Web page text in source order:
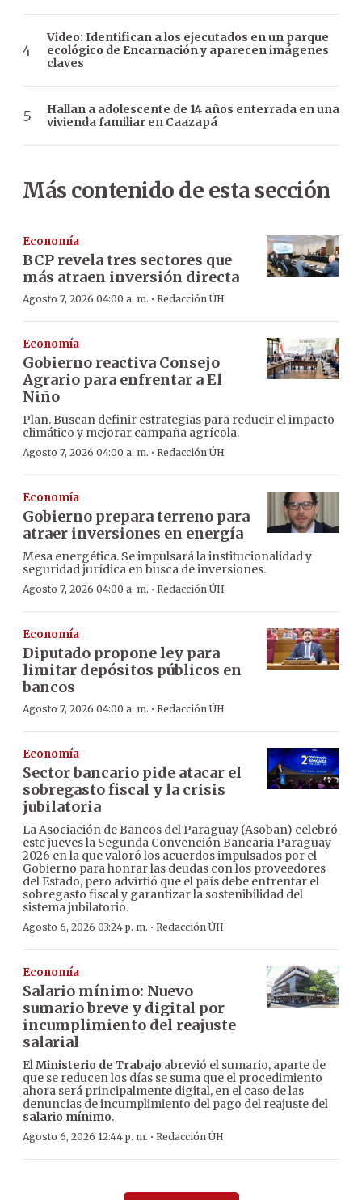
Video: Identifican a los ejecutados en un parque
ecológico de Encarnación y aparecen imágenes
claves
Hallan a adolescente de 14 años enterrada en una
vivienda familiar en Caazapá
Más contenido de esta sección
Economía
BCP revela tres sectores que
más atraen inversión directa
Agosto 7, 2026 04:00 a. m. · Redacción ÚH
Economía
Gobierno reactiva Consejo
Agrario para enfrentar a El
Niño
Plan. Buscan definir estrategias para reducir el impacto
climático y mejorar campaña agrícola.
Agosto 7, 2026 04:00 a. m. · Redacción ÚH
Economía
Gobierno prepara terreno para
atraer inversiones en energía
Mesa energética. Se impulsará la institucionalidad y
seguridad jurídica en busca de inversiones.
Agosto 7, 2026 04:00 a. m. · Redacción ÚH
Economía
Diputado propone ley para
limitar depósitos públicos en
bancos
Agosto 7, 2026 04:00 a. m. · Redacción ÚH
Economía
Sector bancario pide atacar el
sobregasto fiscal y la crisis
jubilatoria
La Asociación de Bancos del Paraguay (Asoban) celebró
este jueves la Segunda Convención Bancaria Paraguay
2026 en la que valoró los acuerdos impulsados por el
Gobierno para honrar las deudas con los proveedores
del Estado, pero advirtió que el país debe enfrentar el
sobregasto fiscal y garantizar la sostenibilidad del
sistema jubilatorio.
Agosto 6, 2026 03:24 p. m. · Redacción ÚH
Economía
Salario mínimo: Nuevo
sumario breve y digital por
incumplimiento del reajuste
salarial
ElMinisterio de Trabajo abrevió el sumario, aparte de
que se reducen los días se suma que el procedimiento
ahora será principalmente digital, en el caso de las
denuncias de incumplimiento del pago del reajuste del
salario mínimo.
Agosto 6, 2026 12:44 p. m. · Redacción ÚH